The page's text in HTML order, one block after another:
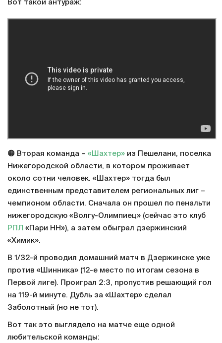
Вот такой антураж:
🟠 Вторая команда – «Шахтер» из Пешелани, поселка
Нижегородской области, в котором проживает
около сотни человек. «Шахтер» тогда был
единственным представителем региональных лиг –
чемпионом области. Сначала он прошел по пенальти
нижегородскую «Волгу-Олимпиец» (сейчас это клуб
РПЛ «Пари НН»), а затем обыграл дзержинский
«Химик».
В 1/32-й проводил домашний матч в Дзержинске уже
против «Шинника» (12-е место по итогам сезона в
Первой лиге). Проиграл 2:3, пропустив решающий гол
на 119-й минуте. Дубль за «Шахтер» сделал
Заболотный (но не тот).
Вот так это выглядело на матче еще одной
любительской команды: